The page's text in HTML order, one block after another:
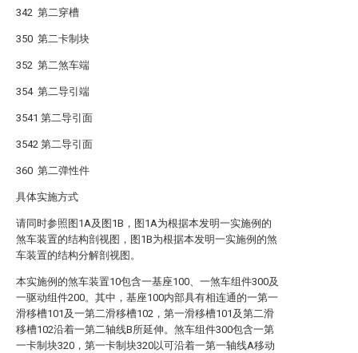
342 第二穿槽
350 第二卡制块
352 第二煞车端
354 第二导引端
3541 第二导引面
3542 第二导引面
360 第二弹性件
具体实施方式
请同时参照图1A及图1B，图1A为根据本发明一实施例的
煞车装置的结构剖视图，图1B为根据本发明一实施例的煞
车装置的结构分解剖视图。
本实施例的煞车装置10包含一基座100、一煞车组件300及
一驱动组件200。其中，基座100内部具有相连通的一第一
滑移槽101及一第二滑移槽102，第一滑移槽101及第二滑
移槽102沿着一第二轴线B所延伸。煞车组件300包含一第
一卡制块320，第一卡制块320以可沿着一第一轴线A移动